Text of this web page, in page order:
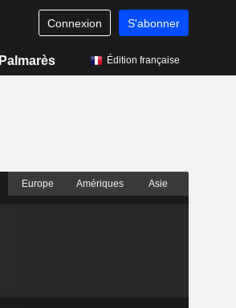
Connexion S'abonner
Palmarès Édition française
Europe Amériques Asie